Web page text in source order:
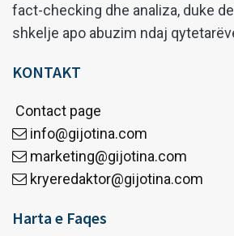
fact-checking dhe analiza, duke
shkelje apo abuzim ndaj
KONTAKT
Contact page
info@gijotina.com
marketing@gijotina.com
kryeredaktor@gijotina.com
Harta e Faqes